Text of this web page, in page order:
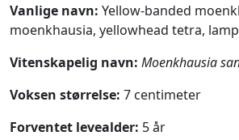
Vanlige navn: Yellow-banded
moenkhausia, yellowhead tetra,
Vitenskapelig navn: Moenkhausia
Voksen størrelse: 7 centimeter
Forventet levealder: 5 år